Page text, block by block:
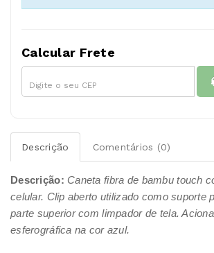
Calcular Frete
Descrição Comentários (0)
Descrição: Caneta fibra de bambu touch
celular. Clip aberto utilizado como suporte
parte superior com limpador de tela.
esferográfica na cor azul.